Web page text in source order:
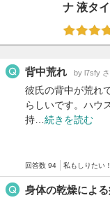
ナ 液タ
背中荒れ by l7sfy
彼氏の背中が荒れ
らしいです。ハウ
持… 続きを読む
回答数 94 私もしりたい
身体の乾燥によ